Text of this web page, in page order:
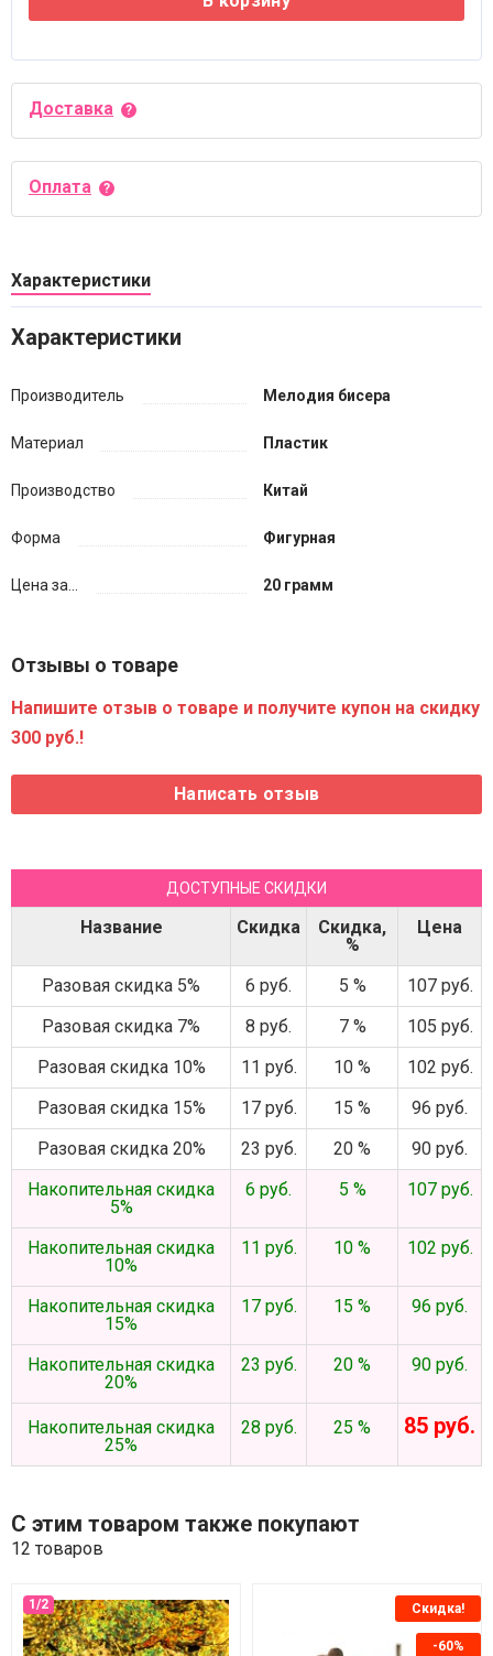
Доставка
Оплата
Характеристики
Характеристики
Производитель Мелодия бисера
Материал Пластик
Производство Китай
Форма Фигурная
Цена за... 20 грамм
Отзывы о товаре
Напишите отзыв о товаре и получите купон на скидку
300 руб.!
ДОСТУПНЫЕ СКИДКИ
Название Скидка
Скидка,
%
Цена
Разовая скидка 5% 6 руб. 5 %
107 руб.
Разовая скидка 7%
8 руб. 7 %
105 руб.
Разовая скидка 10%
11 руб. 10 %
102 руб.
Разовая скидка 15%
17 руб. 15 %
96 руб.
Разовая скидка 20%
23 руб. 20 %
90 руб.
Накопительная скидка
5%
6 руб. 5 % 107 руб.
Накопительная скидка
10%
11 руб. 10 % 102 руб.
Накопительная скидка
15%
17 руб. 15 % 96 руб.
Накопительная скидка
20%
23 руб. 20 % 90 руб.
Накопительная скидка
25%
28 руб. 25 % 85 руб.
С этим товаром также покупают
12 товаров
Скидка!
-60%